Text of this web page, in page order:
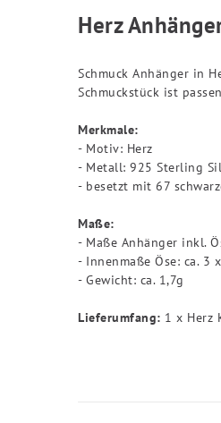
Herz
Schmuck Anhänger in
Schmuckstück ist
Merkmale:
- Motiv: Herz
- Metall: 925 Sterling
- besetzt mit 67
Maße:
- Maße Anhänger inkl.
- Innenmaße Öse: ca. 3
- Gewicht: ca. 1,7g
Lieferumfang: 1 x Herz